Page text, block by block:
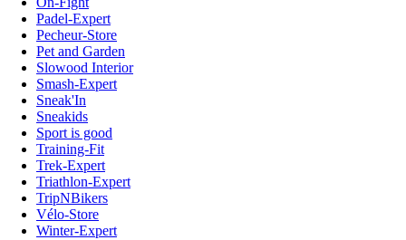
Padel-Expert
Pecheur-Store
Pet and Garden
Slowood Interior
Smash-Expert
Sneak'In
Sneakids
Sport is good
Training-Fit
Trek-Expert
Triathlon-Expert
TripNBikers
Vélo-Store
Winter-Expert